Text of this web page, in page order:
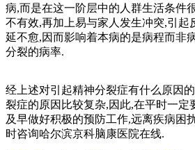
病,而是在这一阶层中的人群生活条件
不有效,再加上易与家人发生冲突,引起
延不愈,因而影响着本病的是病程而非
分裂的病率.
经上述对引起精神分裂症有什么原因
裂症的原因比较复杂,因此,在平时一定
及早做好积极的预防工作,远离疾病困
时咨询哈尔滨京科脑康医院在线.